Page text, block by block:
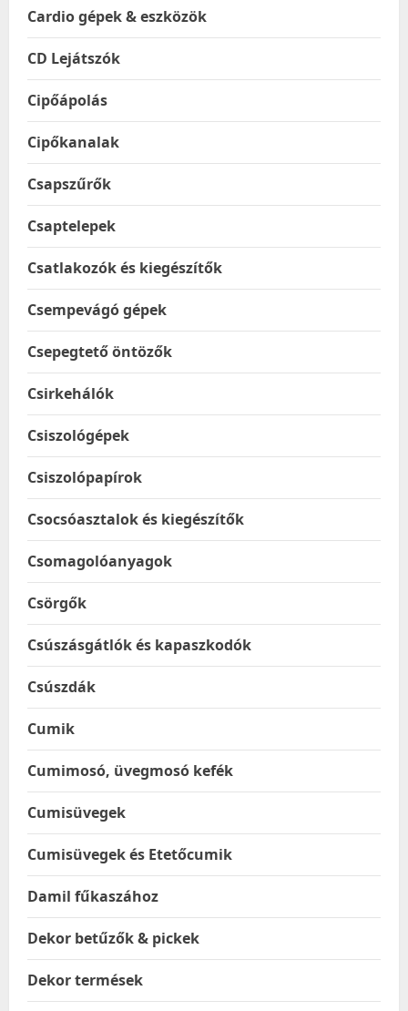
Cardio gépek & eszközök
CD Lejátszók
Cipőápolás
Cipőkanalak
Csapszűrők
Csaptelepek
Csatlakozók és kiegészítők
Csempevágó gépek
Csepegtető öntözők
Csirkehálók
Csiszológépek
Csiszolópapírok
Csocsóasztalok és kiegészítők
Csomagolóanyagok
Csörgők
Csúszásgátlók és kapaszkodók
Csúszdák
Cumik
Cumimosó, üvegmosó kefék
Cumisüvegek
Cumisüvegek és Etetőcumik
Damil fűkaszához
Dekor betűzők & pickek
Dekor termések